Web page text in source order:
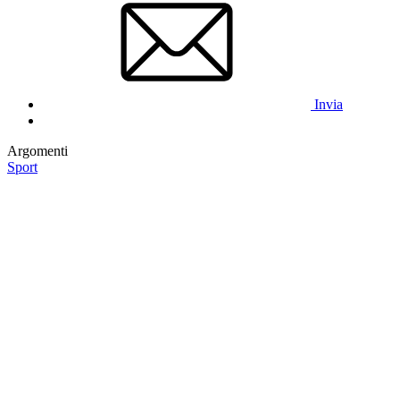
Invia
Argomenti
Sport